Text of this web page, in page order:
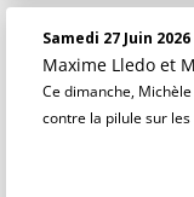
Samedi 27 Juin 2026
Maxime Lledo et
Ce dimanche,
contre la pilule sur